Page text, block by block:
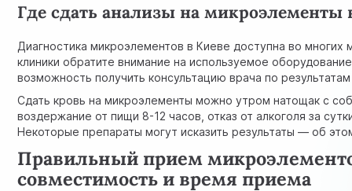
Где сдать анализы на микроэлементы
Диагностика микроэлементов в Киеве доступна во
клиники обратите внимание на используемое
возможность получить консультацию врача по
Сдать кровь на микроэлементы можно утром натощак с
воздержание от пищи 8-12 часов, отказ от алкоголя за
Некоторые препараты могут исказить результаты — об
Правильный прием
совместимость и время приема